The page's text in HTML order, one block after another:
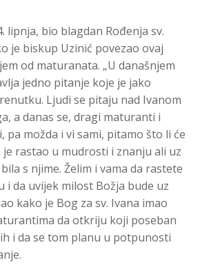
lipnja, bio blagdan Rođenja sv.
je biskup Uzinić povezao ovaj
od maturanata. „U današnjem
jedno pitanje koje je jako
Ljudi se pitaju nad Ivanom
a danas se, dragi maturanti i
pa možda i vi sami, pitamo što li će
je rastao u mudrosti i znanju ali uz
s njime. Želim i vama da rastete
i da uvijek milost Božja bude uz
kako je Bog za sv. Ivana imao
da otkriju koji poseban
i da se tom planu u potpunosti